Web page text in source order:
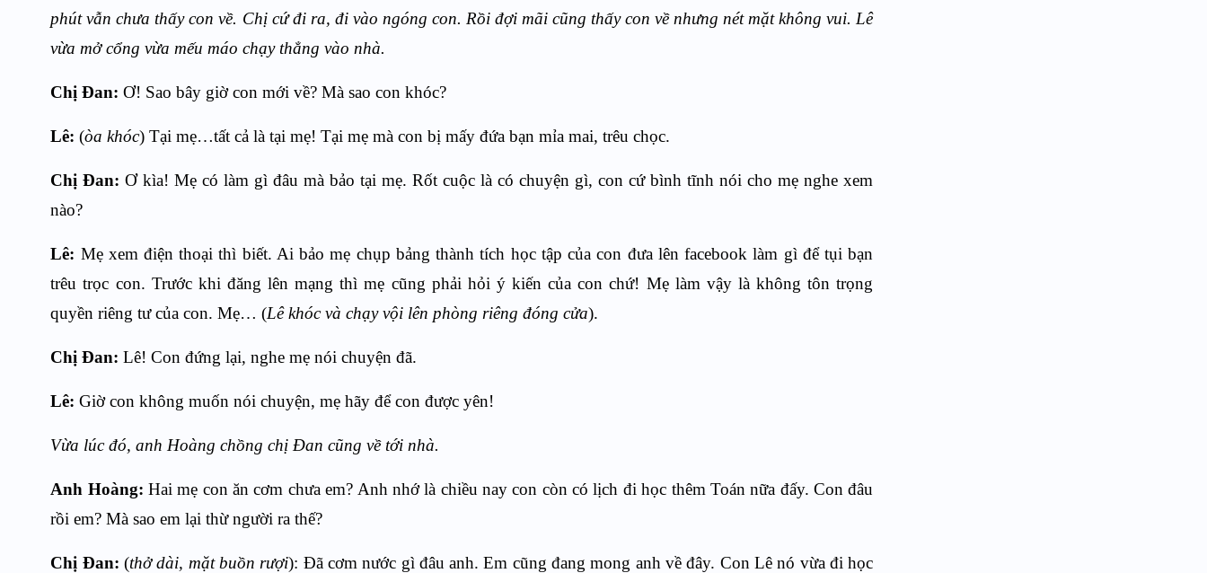
phút vẫn chưa thấy con về. Chị cứ đi ra, đi vào ngóng con. Rồi đợi mãi cũng thấy con về nhưng nét mặt không vui. Lê
vừa mở cổng vừa mếu máo chạy thẳng vào nhà.
Chị Đan: Ơ! Sao bây giờ con mới về? Mà sao con khóc?
Lê: (òa khóc) Tại mẹ…tất cả là tại mẹ! Tại mẹ mà con bị mấy đứa bạn mỉa mai, trêu chọc.
Chị Đan: Ơ kìa! Mẹ có làm gì đâu mà bảo tại mẹ. Rốt cuộc là có chuyện gì, con cứ bình tĩnh nói cho mẹ nghe xem
nào?
Lê: Mẹ xem điện thoại thì biết. Ai bảo mẹ chụp bảng thành tích học tập của con đưa lên facebook làm gì để tụi bạn
trêu trọc con. Trước khi đăng lên mạng thì mẹ cũng phải hỏi ý kiến của con chứ! Mẹ làm vậy là không tôn trọng
quyền riêng tư của con. Mẹ… (Lê khóc và chạy vội lên phòng riêng đóng cửa).
Chị Đan: Lê! Con đứng lại, nghe mẹ nói chuyện đã.
Lê: Giờ con không muốn nói chuyện, mẹ hãy để con được yên!
Vừa lúc đó, anh Hoàng chồng chị Đan cũng về tới nhà.
Anh Hoàng: Hai mẹ con ăn cơm chưa em? Anh nhớ là chiều nay con còn có lịch đi học thêm Toán nữa đấy. Con đâu
rồi em? Mà sao em lại thừ người ra thế?
Chị Đan: (thở dài, mặt buồn rượi): Đã cơm nước gì đâu anh. Em cũng đang mong anh về đây. Con Lê nó vừa đi học